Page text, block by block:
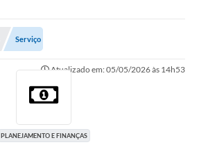
Serviço
Atualizado em: 05/05/2026 às 14h53
PLANEJAMENTO E FINANÇAS